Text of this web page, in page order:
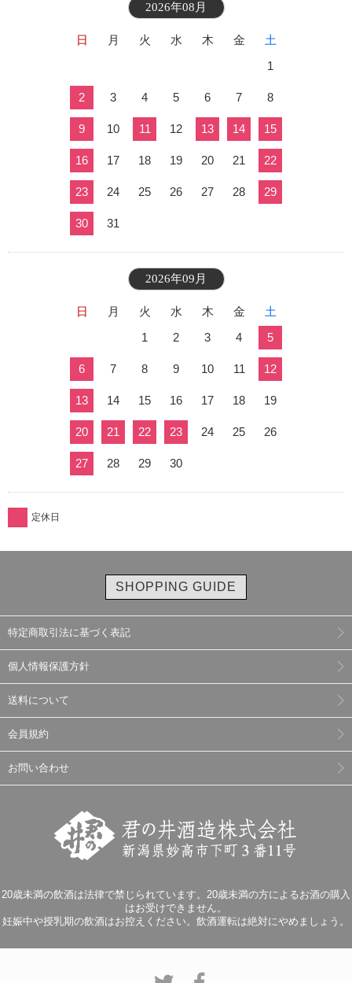
2026年08月
日 月 火 水 木 金
土
1
2 3 4 5 6 7 8
9 10 11 12 13 14 15
16 17 18 19 20 21 22
23 24 25 26 27 28 29
30 31
2026年09月
日 月 火 水 木 金
土
1
2 3 4 5
6 7 8 9 10 11 12
13 14 15 16 17 18 19
20 21 22 23 24 25 26
27 28 29 30
定休日
SHOPPING GUIDE
特定商取引法に基づく表記
個人情報保護方針
送料について
会員規約
お問い合わせ
20歳未満の飲酒は法律で禁じられています。20歳未満の方によるお酒の購入
はお受けできません。
妊娠中や授乳期の飲酒はお控えください。飲酒運転は絶対にやめましょう。